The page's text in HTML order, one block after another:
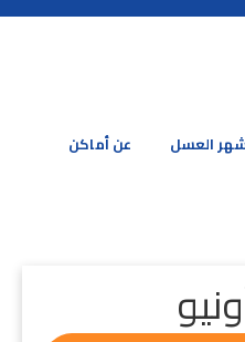
العسل عن أماكن